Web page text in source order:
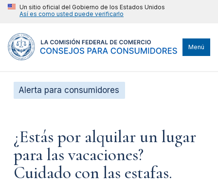
Un sitio oficial del Gobierno de los Estados Unidos
Así es como usted puede verificarlo
Menú
Alerta para consumidores
¿Estás por alquilar un lugar
para las vacaciones?
Cuidado con las estafas.